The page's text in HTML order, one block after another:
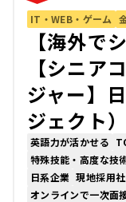
IT・WEB・ゲーム
【海外で
【シニア
ジャー】
ジェクト）
英語力が活かせる
特殊技能・高度な技
日系企業 現地採用
オンラインで一次面